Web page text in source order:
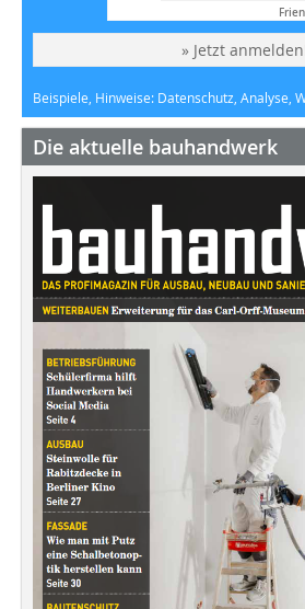
» Jetzt
Beispiele, Hinweise: Datenschutz, Analyse,
Die aktuelle bauhandwerk